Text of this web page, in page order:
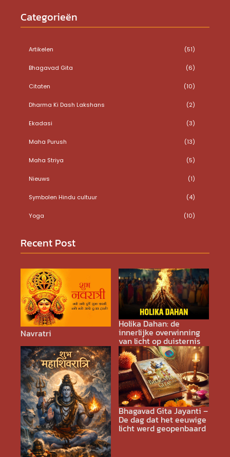
Categorieën
Artikelen (51)
Bhagavad Gita (6)
Citaten (10)
Dharma Ki Dash Lakshans (2)
Ekadasi (3)
Maha Purush (13)
Maha Striya (5)
Nieuws (1)
Symbolen Hindu cultuur (4)
Yoga (10)
Recent Post
Navratri
Holika Dahan: de
innerlijke overwinning
van licht op duisternis
Bhagavad Gita Jayanti –
De dag dat het eeuwige
licht werd geopenbaard